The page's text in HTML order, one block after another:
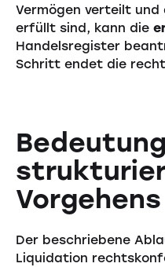
Vermögen verteilt
erfüllt sind, kann die
Handelsregister
Schritt endet die
Vorgehens
Der beschriebene
Liquidation